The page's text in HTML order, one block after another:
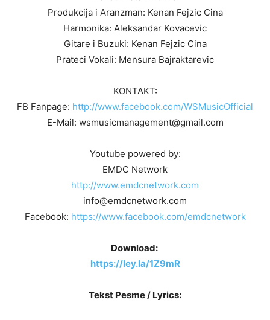
Produkcija i Aranzman: Kenan Fejzic Cina
Harmonika: Aleksandar Kovacevic
Gitare i Buzuki: Kenan Fejzic Cina
Prateci Vokali: Mensura Bajraktarevic
KONTAKT:
FB Fanpage: http://www.facebook.com/WSMusicOfficial
E-Mail: wsmusicmanagement@gmail.com
Youtube powered by:
EMDC Network
http://www.emdcnetwork.com
info@emdcnetwork.com
Facebook: https://www.facebook.com/emdcnetwork
Download:
https://ley.la/1Z9mR
Tekst Pesme / Lyrics: